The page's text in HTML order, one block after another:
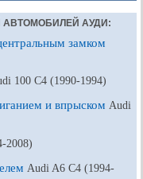
АВТОМОБИЛЕЙ АУДИ:
замком
100 С4 (1990-1994)
и впрыском Audi
2008)
Audi A6 С4 (1994-